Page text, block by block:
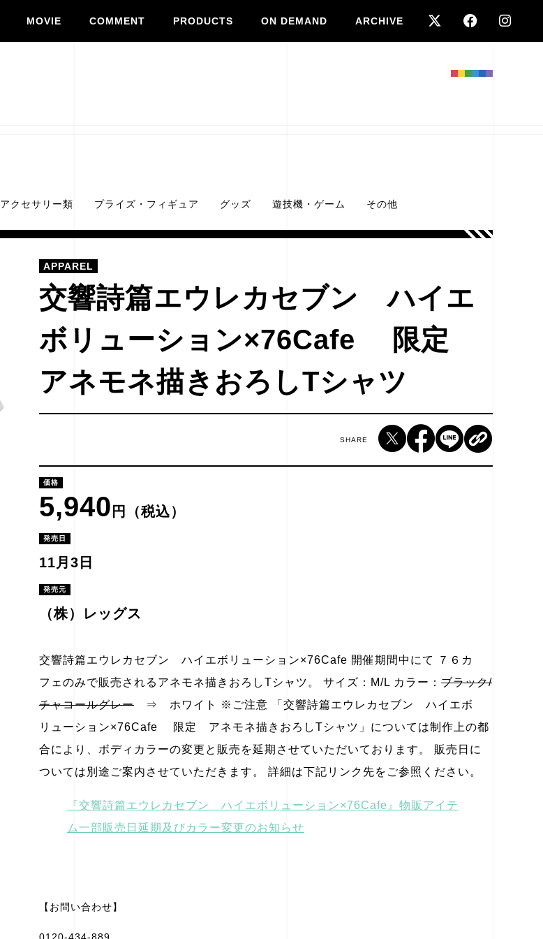
MOVIE COMMENT PRODUCTS ON DEMAND ARCHIVE
アクセサリー類 プライズ・フィギュア グッズ 遊技機・ゲーム その他
APPAREL
交響詩篇エウレカセブン ハイエ
ボリューション×76Cafe 限定
アネモネ描きおろしTシャツ
SHARE
価格
5,940 円（税込）
発売日
11月3日
発売元
（株）レッグス
交響詩篇エウレカセブン ハイエボリューション×76Cafe 開催期間中にて ７６カ
フェのみで販売されるアネモネ描きおろしTシャツ。 サイズ：M/L カラー： ブラック/
チャコールグレー ⇒ ホワイト ※ご注意 「交響詩篇エウレカセブン ハイエボ
リューション×76Cafe 限定 アネモネ描きおろしTシャツ」については制作上の都
合により、ボディカラーの変更と販売を延期させていただいております。 販売日に
ついては別途ご案内させていただきます。 詳細は下記リンク先をご参照ください。
『交響詩篇エウレカセブン ハイエボリューション×76Cafe』物販アイテ
ム一部販売日延期及びカラー変更のお知らせ
【お問い合わせ】